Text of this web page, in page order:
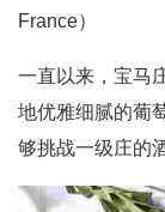
France）
一直以来，宝马
地优雅细腻的葡
够挑战一级庄的